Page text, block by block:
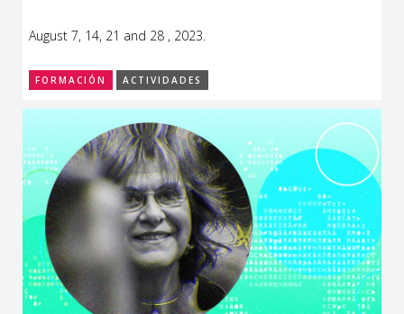
August 7, 14, 21 and 28 , 2023.
FORMACIÓN ACTIVIDADES